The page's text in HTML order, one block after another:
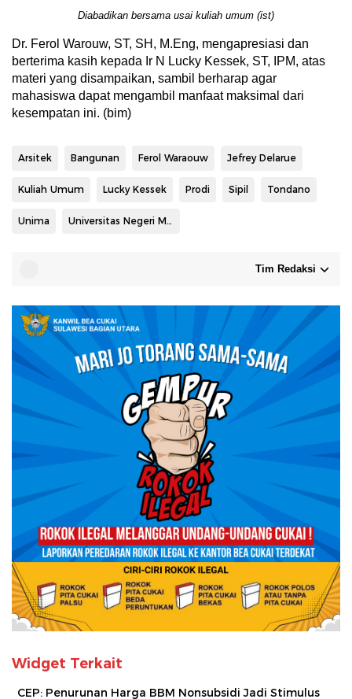
Diabadikan bersama usai kuliah umum (ist)
Dr. Ferol Warouw, ST, SH, M.Eng, mengapresiasi dan
berterima kasih kepada Ir N Lucky Kessek, ST, IPM, atas
materi yang disampaikan, sambil berharap agar
mahasiswa dapat mengambil manfaat maksimal dari
kesempatan ini. (bim)
Arsitek Bangunan Ferol Waraouw Jefrey Delarue
Kuliah Umum Lucky Kessek Prodi Sipil Tondano
Unima Universitas Negeri Manado
Tim Redaksi
Widget Terkait
CEP: Penurunan Harga BBM Nonsubsidi Jadi Stimulus